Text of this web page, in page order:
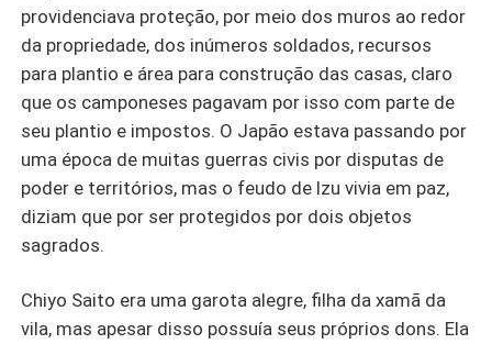
providenciava proteção, por meio dos muros ao redor
da propriedade, dos inúmeros soldados, recursos
para plantio e área para construção das casas, claro
que os camponeses pagavam por isso com parte de
seu plantio e impostos. O Japão estava passando por
uma época de muitas guerras civis por disputas de
poder e territórios, mas o feudo de Izu vivia em paz,
diziam que por ser protegidos por dois objetos
sagrados.
Chiyo Saito era uma garota alegre, filha da xamã da
vila, mas apesar disso possuía seus próprios dons. Ela